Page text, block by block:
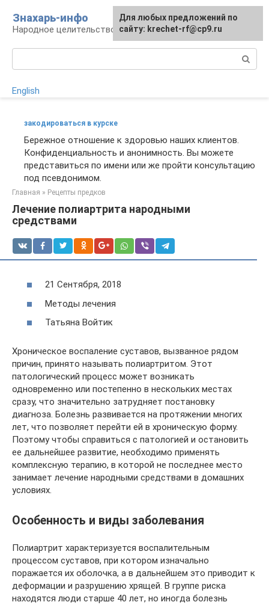
контенту
Знахарь-инфо
Народное целительство: рецепты и методы
English
закодироваться в курске
Бережное отношение к здоровью наших клиентов.
Конфиденциальность и анонимность. Вы можете
представиться по имени или же пройти консультацию
под псевдонимом.
Главная » Рецепты предков
Лечение полиартрита народными
средствами
21 Сентября, 2018
Методы лечения
Татьяна Войтик
Хроническое воспаление суставов, вызванное рядом
причин, принято называть полиартритом. Этот
патологический процесс может возникать
одновременно или постепенно в нескольких местах
сразу, что значительно затрудняет постановку
диагноза. Болезнь развивается на протяжении многих
лет, что позволяет перейти ей в хроническую форму.
Поэтому чтобы справиться с патологией и остановить
ее дальнейшее развитие, необходимо применять
комплексную терапию, в которой не последнее место
занимает лечение народными средствами в домашних
условиях.
Особенность и виды заболевания
Полиартрит характеризуется воспалительным
процессом суставов, при котором изначально
поражается их оболочка, а в дальнейшем это приводит к
деформации и разрушению хрящей. В группе риска
находятся люди старше 40 лет, но иногда болезнь
Для любых предложений по
сайту: krechet-rf@cp9.ru